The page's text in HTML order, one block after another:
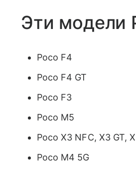
Эти модели
Poco F4
Poco F4 GT
Poco F3
Poco M5
Poco X3 NFC, X3 GT,
Poco M4 5G